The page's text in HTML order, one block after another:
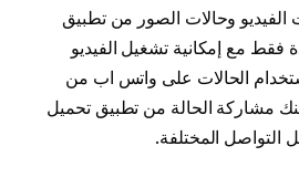
الفيديو وحالات الصور من تطبيق
مع إمكانية تشغيل الفيديو
الحالات على واتس اب من
مشاركة الحالة من تطبيق تحميل
التواصل المختلفة.